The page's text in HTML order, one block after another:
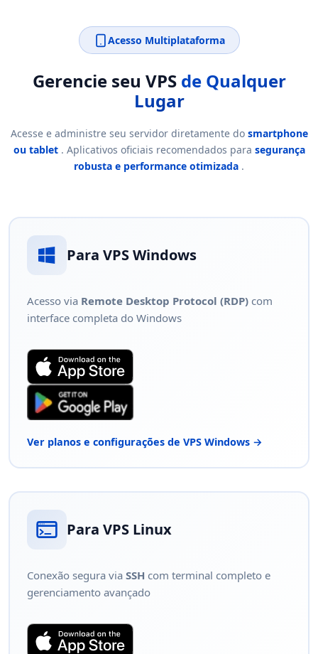
Acesso Multiplataforma
Gerencie seu VPS de Qualquer
Lugar
Acesse e administre seu servidor diretamente do smartphone
ou tablet. Aplicativos oficiais recomendados para segurança
robusta e performance otimizada .
Para VPS Windows
Acesso via Remote Desktop Protocol (RDP) com
interface completa do Windows
Ver planos e configurações de VPS Windows →
Para VPS Linux
Conexão segura via SSH com terminal completo e
gerenciamento avançado